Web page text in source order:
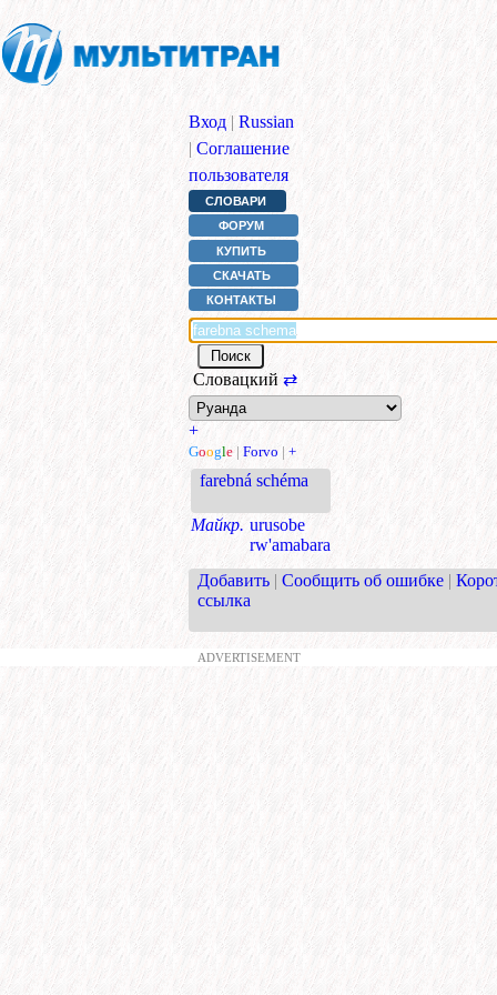
Вход | Russian
| Соглашение
пользователя
СЛОВАРИ
ФОРУМ
КУПИТЬ
СКАЧАТЬ
КОНТАКТЫ
Словацкий ⇄
+
Google | Forvo | +
farebná schéma
Майкр. urusobe
rw'amabara
Добавить | Сообщить об ошибке |
ссылка
ADVERTISEMENT